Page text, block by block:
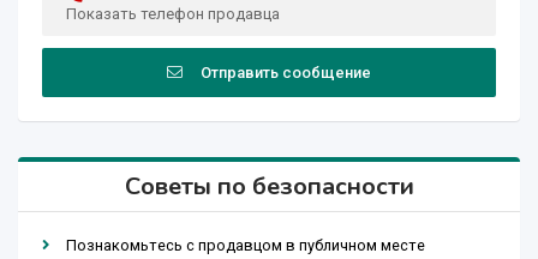
Показать телефон продавца
Отправить сообщение
Советы по безопасности
Познакомьтесь с продавцом в публичном месте